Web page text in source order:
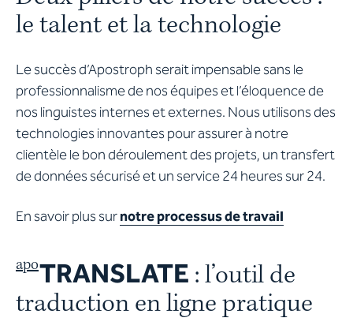
le talent et la technologie
Le succès d’Apostroph serait impensable sans le
professionnalisme de nos équipes et l’éloquence de
nos linguistes internes et externes. Nous utilisons des
technologies innovantes pour assurer à notre
clientèle le bon déroulement des projets, un transfert
de données sécurisé et un service 24 heures sur 24.
En savoir plus surnotre processus de travail
apoTRANSLATE : l’outil de
traduction en ligne pratique